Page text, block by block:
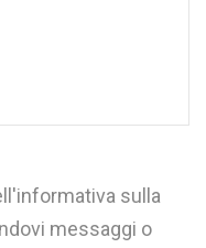
sulla
messaggi o